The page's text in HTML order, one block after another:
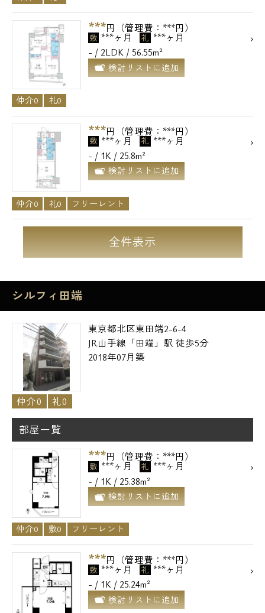
***円（管理費：***円）
敷 ***ヶ月 礼 ***ヶ月
- / 2LDK / 56.55m²
検討リストに追加
仲介0 礼0
***円（管理費：***円）
敷 ***ヶ月 礼 ***ヶ月
- / 1K / 25.8m²
検討リストに追加
仲介0 礼0 フリーレント
全件表示
シルフィ田端
東京都北区東田端2-6-4
JR山手線「田端」駅 徒歩5分
2018年07月築
仲介0 礼0
部屋一覧
***円（管理費：***円）
敷 ***ヶ月 礼 ***ヶ月
- / 1K / 25.38m²
検討リストに追加
仲介0 敷0 フリーレント
***円（管理費：***円）
敷 ***ヶ月 礼 ***ヶ月
- / 1K / 25.24m²
検討リストに追加